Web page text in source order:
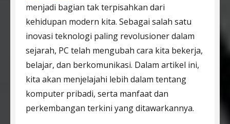
menjadi bagian tak terpisahkan dari
kehidupan modern kita. Sebagai salah satu
inovasi teknologi paling revolusioner dalam
sejarah, PC telah mengubah cara kita bekerja,
belajar, dan berkomunikasi. Dalam artikel ini,
kita akan menjelajahi lebih dalam tentang
komputer pribadi, serta manfaat dan
perkembangan terkini yang ditawarkannya.